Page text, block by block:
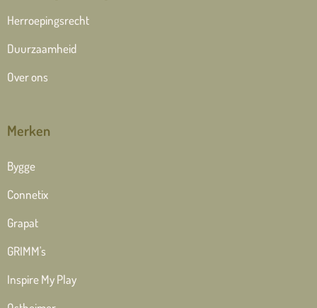
Herroepingsrecht
Duurzaamheid
Over ons
Merken
Bygge
Connetix
Grapat
GRIMM's
Inspire My Play